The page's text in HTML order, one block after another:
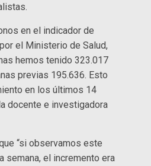
en el indicador de
el Ministerio de Salud,
hemos tenido 323.017
previas 195.636. Esto
en los últimos 14
docente e investigadora
“si observamos este
semana, el incremento era